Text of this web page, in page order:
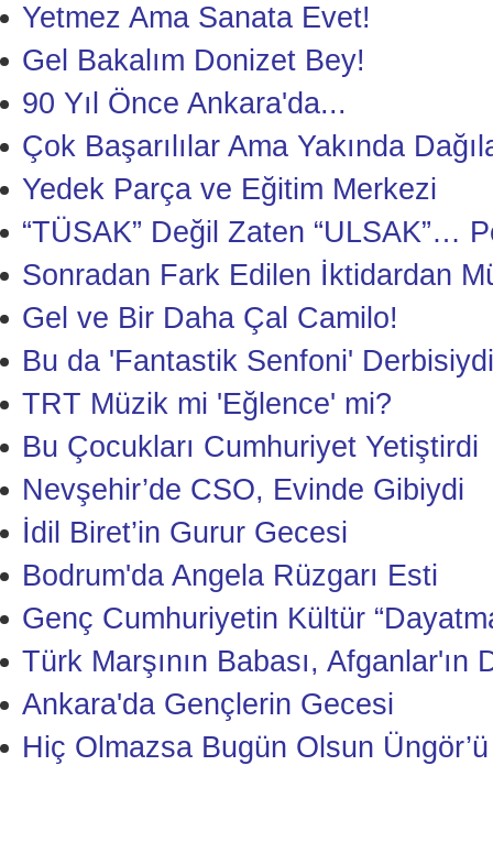
Yetmez Ama Sanata Evet!
Gel Bakalım Donizet Bey!
90 Yıl Önce Ankara'da...
Çok Başarılılar Ama Yakında
Yedek Parça ve Eğitim Merkezi
“TÜSAK” Değil Zaten “ULSAK”…
Sonradan Fark Edilen İktidardan
Gel ve Bir Daha Çal Camilo!
Bu da 'Fantastik Senfoni'
TRT Müzik mi 'Eğlence' mi?
Bu Çocukları Cumhuriyet Yetiştirdi
Nevşehir’de CSO, Evinde Gibiydi
İdil Biret’in Gurur Gecesi
Bodrum'da Angela Rüzgarı Esti
Genç Cumhuriyetin Kültür
Türk Marşının Babası, Afganlar'ın
Ankara'da Gençlerin Gecesi
Hiç Olmazsa Bugün Olsun